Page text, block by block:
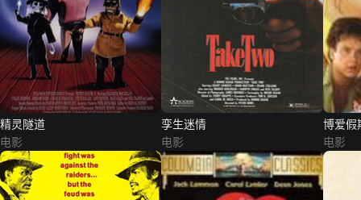
精灵隧道
电影
孪生迷情
电影
博爱假
电影